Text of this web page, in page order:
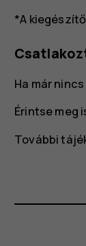
*A
Ha már
Érintse meg
További